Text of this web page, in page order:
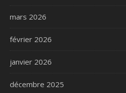
mars 2026
février 2026
janvier 2026
décembre 2025